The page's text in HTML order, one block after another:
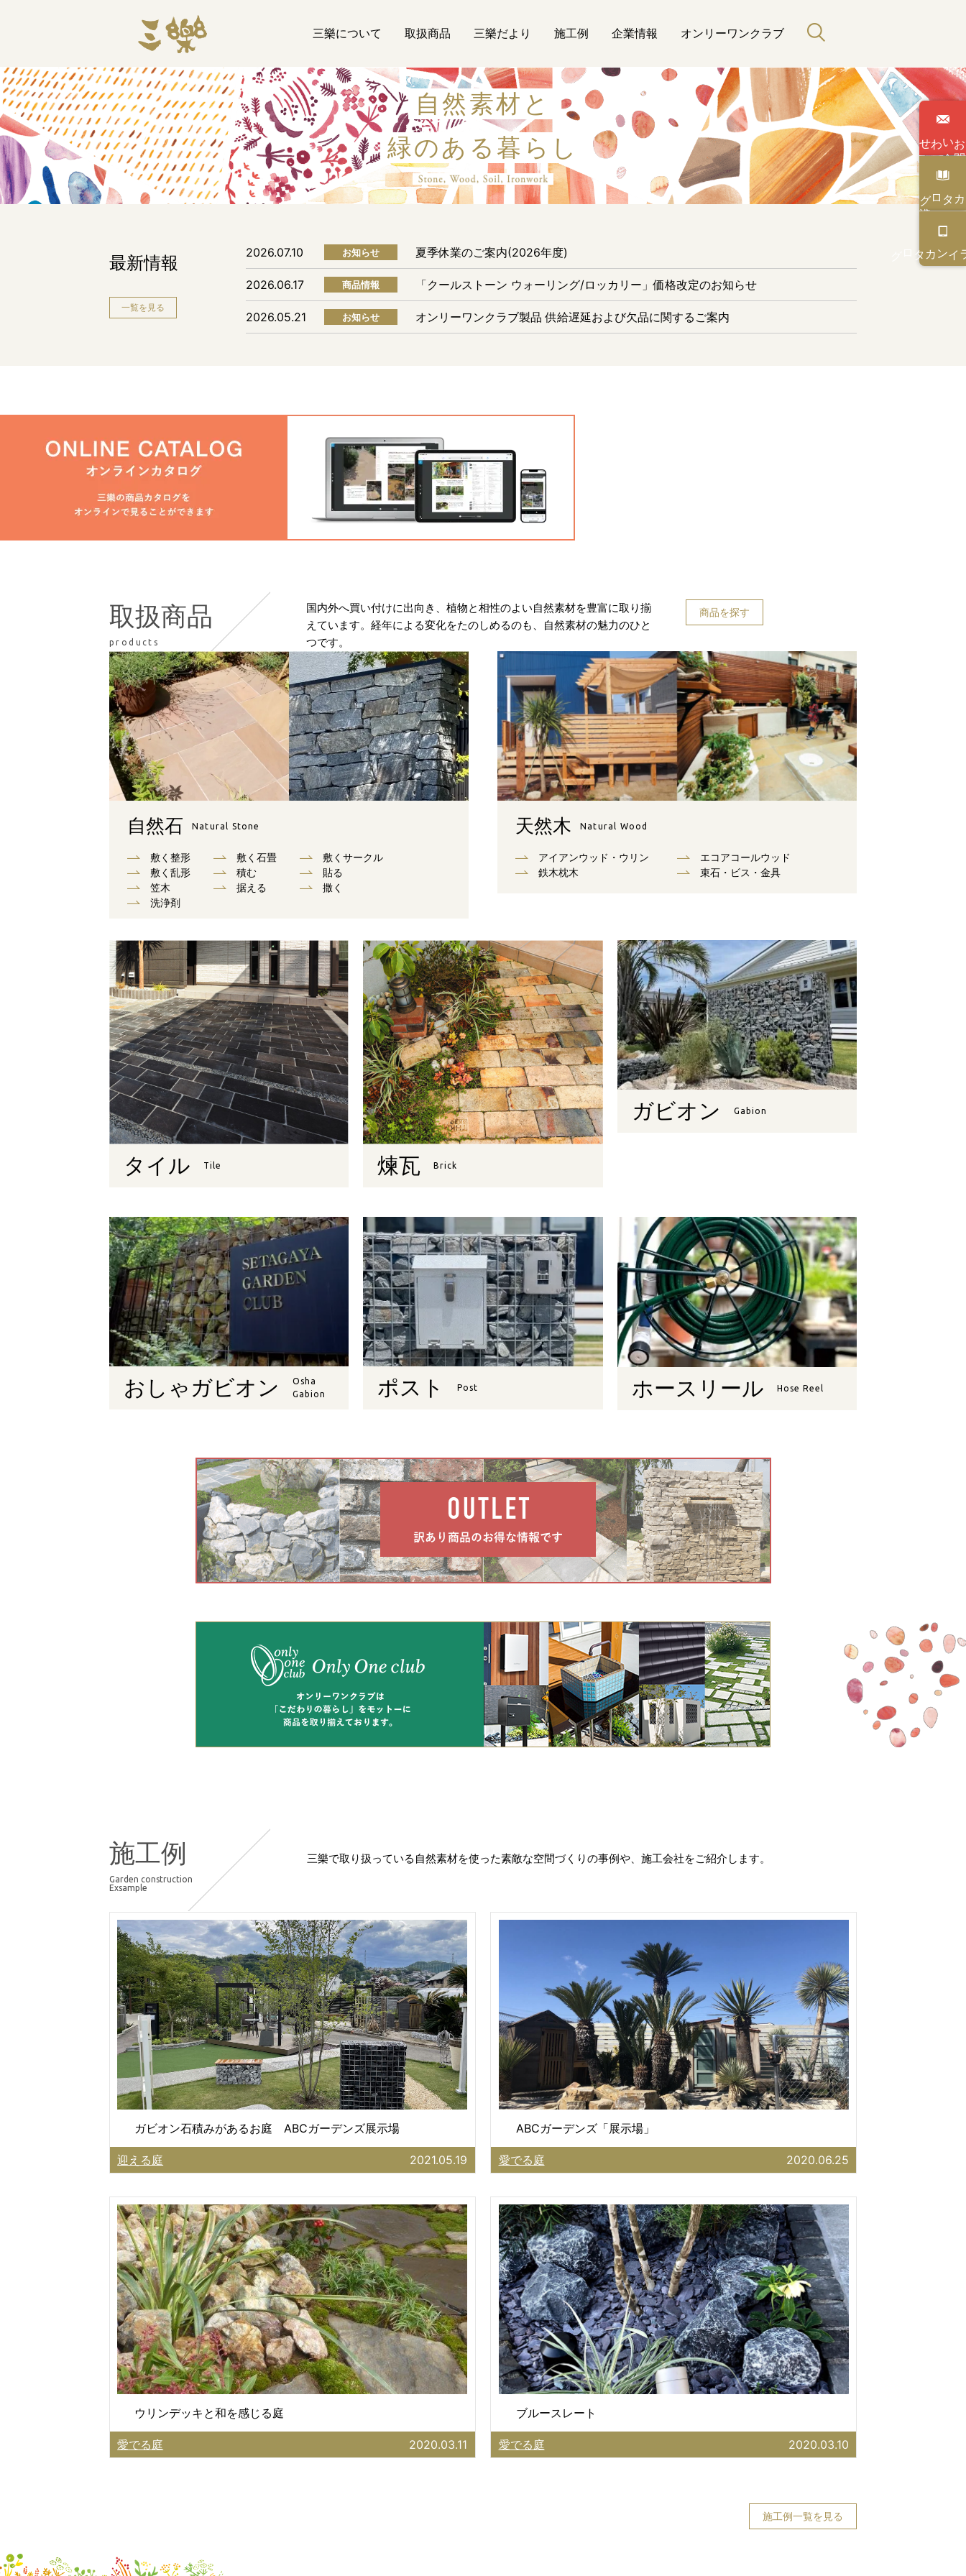
い
わせ
カタログ
オンライン
三樂について 取扱商品 三樂だより 施工例 企業情報 オンリーワンクラブ
自然素材と
緑のある暮らし
最新情報
一覧を見る
2026.07.10 お知らせ 夏季休業のご案内(2026年度)
2026.06.17 商品情報 「クールストーン ウォーリング/ロッカリー」価格改定のお知らせ
2026.05.21 お知らせ オンリーワンクラブ製品 供給遅延および欠品に関するご案内
取扱商品
products
国内外へ買い付けに出向き、植物と相性のよい自然素材を豊富に取り揃
えています。経年による変化をたのしめるのも、自然素材の魅力のひと
つです。
商品を探す
自然石 Natural Stone
敷く整形 敷く石畳
敷くサークル
敷く乱形
積む
貼る
笠木
据える
撒く
洗浄剤
天然木 Natural Wood
アイアンウッド・ウリン
エコアコールウッド
鉄木枕木
束⽯・ビス・⾦具
タイル Tile 煉瓦 Brick
ガビオン Gabion
おしゃガビオン
Osha
Gabion
ポスト Post ホースリール Hose Reel
施工例
Garden construction
Exsample
三樂で取り扱っている自然素材を使った素敵な空間づくりの事例や、施工会社をご紹介します。
ガビオン石積みがあるお庭 ABCガーデンズ展示場
迎える庭 2021.05.19
ABCガーデンズ「展示場」
愛でる庭 2020.06.25
ウリンデッキと和を感じる庭
愛でる庭 2020.03.11
ブルースレート
愛でる庭 2020.03.10
施工例一覧を見る